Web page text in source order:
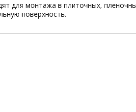
для монтажа в плиточных,
поверхность.